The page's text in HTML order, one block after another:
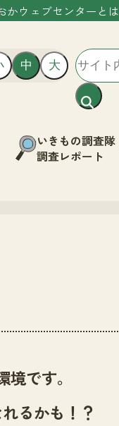
かウェブセンターとは
中 大
いきもの調査隊
調査レポート
です。
るかも！？